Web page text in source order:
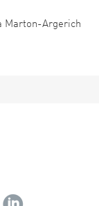
Marton-Argerich